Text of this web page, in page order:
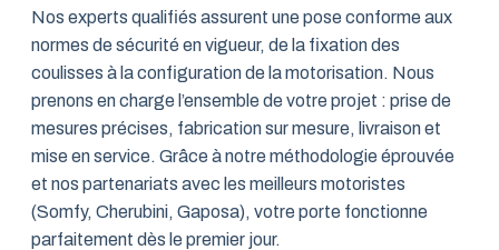
Nos experts qualifiés assurent une pose conforme aux
normes de sécurité en vigueur, de la fixation des
coulisses à la configuration de la motorisation. Nous
prenons en charge l’ensemble de votre projet : prise de
mesures précises, fabrication sur mesure, livraison et
mise en service. Grâce à notre méthodologie éprouvée
et nos partenariats avec les meilleurs motoristes
(Somfy, Cherubini, Gaposa), votre porte fonctionne
parfaitement dès le premier jour.